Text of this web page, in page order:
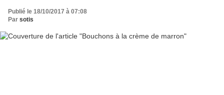
Publié le 18/10/2017 à 07:08
Par sotis